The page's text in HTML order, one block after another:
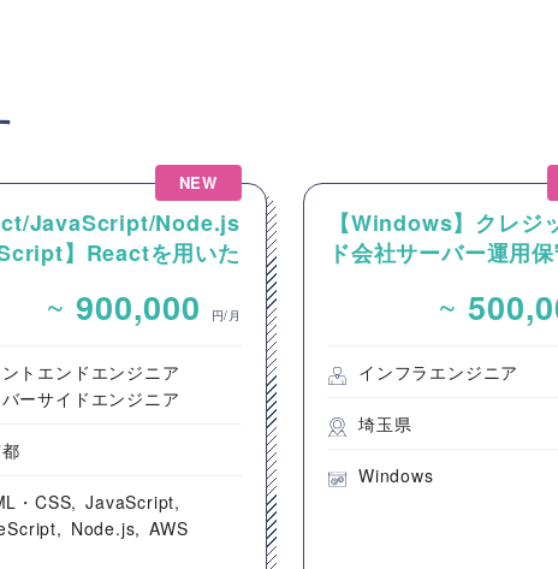
NEW
JavaScript/Node.js
】Reactを用いた
ントエンド開発案件
~ 900,000 円/月
トエンドエンジニア
ーサイドエンジニア
・CSS
JavaScript
Node.js AWS
【Windows】クレジ
ド会社サーバー運用
~
インフラエンジニア
埼玉県
Windows